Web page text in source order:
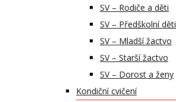
SV – Rodiče a děti
SV – Předškolní děti
SV – Mladší žactvo
SV – Starší žactvo
SV – Dorost a ženy
Kondiční cvičení